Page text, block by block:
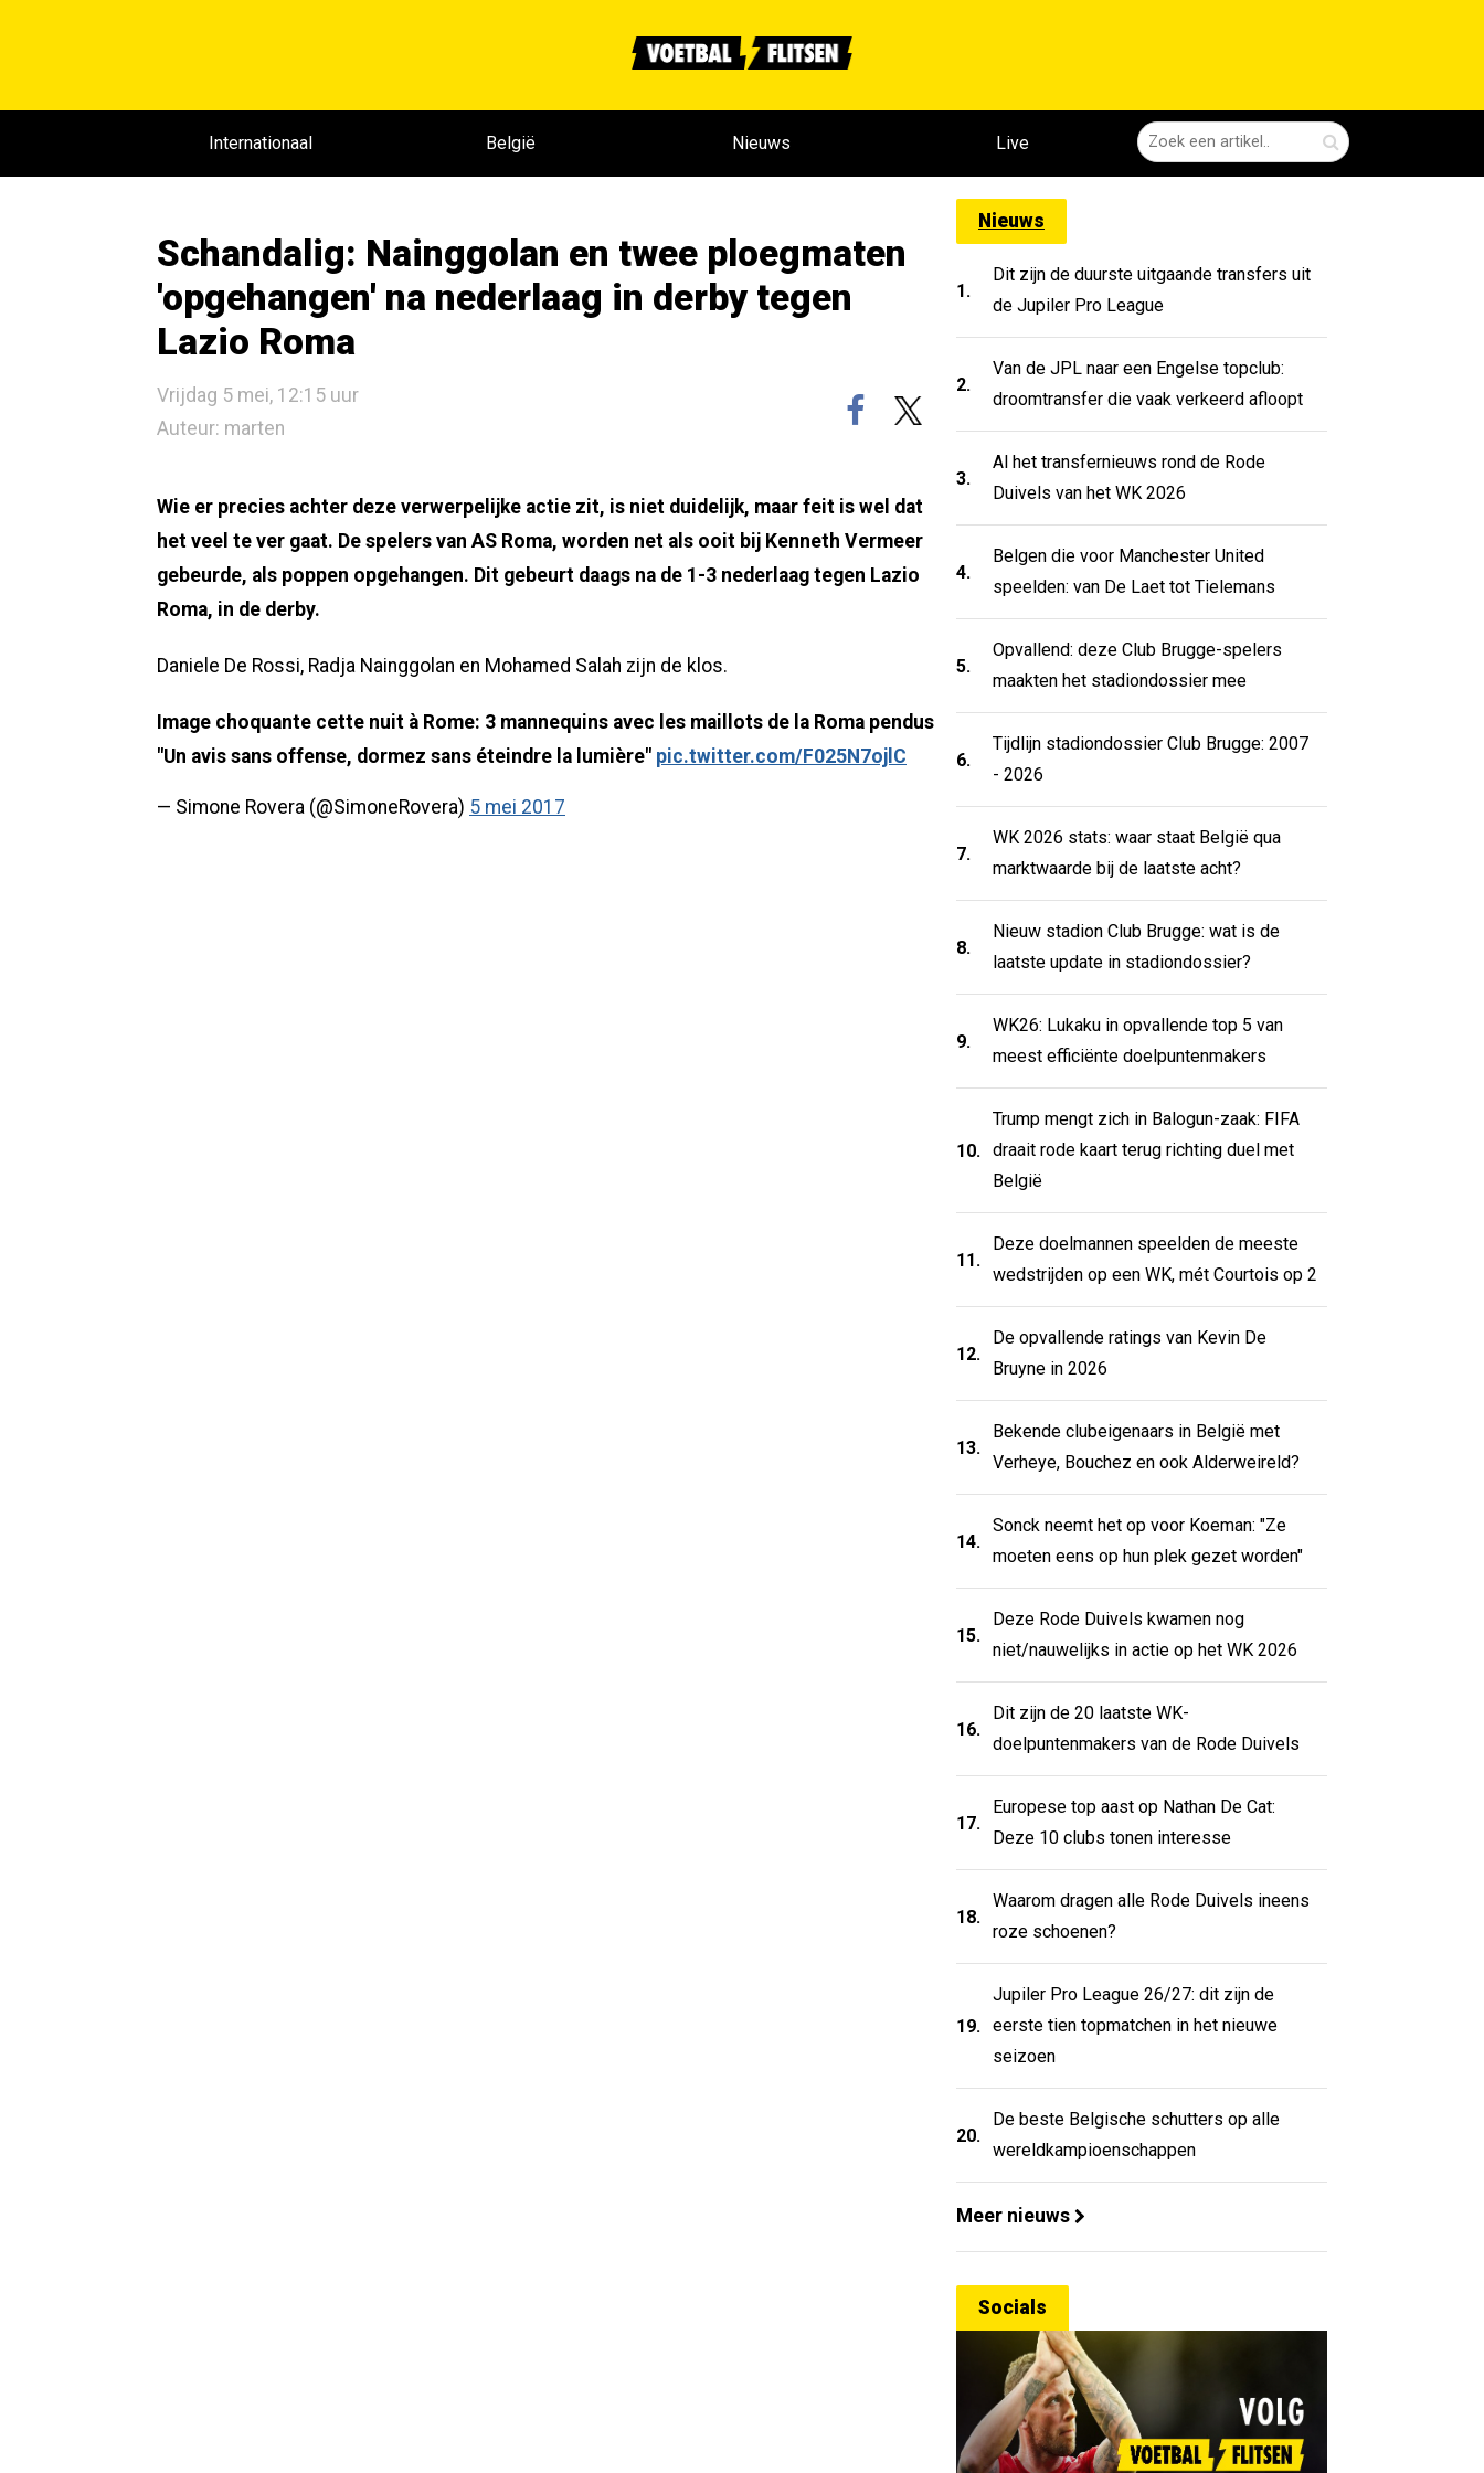
Internationaal België Nieuws Live
Schandalig: Nainggolan en twee ploegmaten
'opgehangen' na nederlaag in derby tegen
Lazio Roma
Vrijdag 5 mei, 12:15 uur
Auteur: marten
Wie er precies achter deze verwerpelijke actie zit, is niet duidelijk, maar feit is wel dat
het veel te ver gaat. De spelers van AS Roma, worden net als ooit bij Kenneth Vermeer
gebeurde, als poppen opgehangen. Dit gebeurt daags na de 1-3 nederlaag tegen Lazio
Roma, in de derby.
Daniele De Rossi, Radja Nainggolan en Mohamed Salah zijn de klos.
Image choquante cette nuit à Rome: 3 mannequins avec les maillots de la Roma pendus
"Un avis sans offense, dormez sans éteindre la lumière" pic.twitter.com/F025N7ojlC
— Simone Rovera (@SimoneRovera) 5 mei 2017
Nieuws
1.
Dit zijn de duurste uitgaande transfers uit
de Jupiler Pro League
2.
Van de JPL naar een Engelse topclub:
droomtransfer die vaak verkeerd afloopt
3.
Al het transfernieuws rond de Rode
Duivels van het WK 2026
4.
Belgen die voor Manchester United
speelden: van De Laet tot Tielemans
5.
Opvallend: deze Club Brugge-spelers
maakten het stadiondossier mee
6.
Tijdlijn stadiondossier Club Brugge: 2007
- 2026
7.
WK 2026 stats: waar staat België qua
marktwaarde bij de laatste acht?
8.
Nieuw stadion Club Brugge: wat is de
laatste update in stadiondossier?
9.
WK26: Lukaku in opvallende top 5 van
meest efficiënte doelpuntenmakers
10.
Trump mengt zich in Balogun-zaak: FIFA
draait rode kaart terug richting duel met
België
11.
Deze doelmannen speelden de meeste
wedstrijden op een WK, mét Courtois op 2
12.
De opvallende ratings van Kevin De
Bruyne in 2026
13.
Bekende clubeigenaars in België met
Verheye, Bouchez en ook Alderweireld?
14.
Sonck neemt het op voor Koeman: "Ze
moeten eens op hun plek gezet worden"
15.
Deze Rode Duivels kwamen nog
niet/nauwelijks in actie op het WK 2026
16.
Dit zijn de 20 laatste WK-
doelpuntenmakers van de Rode Duivels
17.
Europese top aast op Nathan De Cat:
Deze 10 clubs tonen interesse
18.
Waarom dragen alle Rode Duivels ineens
roze schoenen?
19.
Jupiler Pro League 26/27: dit zijn de
eerste tien topmatchen in het nieuwe
seizoen
20.
De beste Belgische schutters op alle
wereldkampioenschappen
Meer nieuws
Socials